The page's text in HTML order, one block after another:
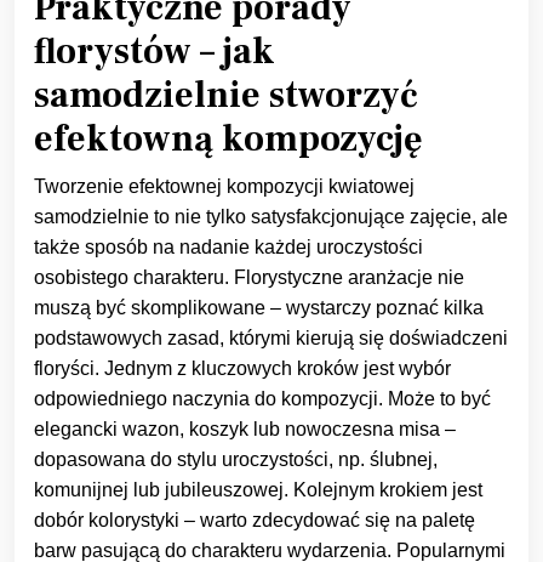
florystów – jak
samodzielnie stworzyć
efektowną kompozycję
Tworzenie efektownej kompozycji kwiatowej
samodzielnie to nie tylko satysfakcjonujące zajęcie, ale
także sposób na nadanie każdej uroczystości
osobistego charakteru. Florystyczne aranżacje nie
muszą być skomplikowane – wystarczy poznać kilka
podstawowych zasad, którymi kierują się doświadczeni
floryści. Jednym z kluczowych kroków jest wybór
odpowiedniego naczynia do kompozycji. Może to być
elegancki wazon, koszyk lub nowoczesna misa –
dopasowana do stylu uroczystości, np. ślubnej,
komunijnej lub jubileuszowej. Kolejnym krokiem jest
dobór kolorystyki – warto zdecydować się na paletę
barw pasującą do charakteru wydarzenia. Popularnymi